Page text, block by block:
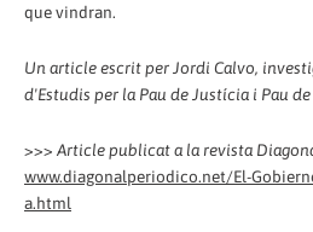
que vindran.
Un article escrit per Jordi Calvo,
d'Estudis per la Pau de Justícia i Pau
>>> Article publicat a la revista
www.diagonalperiodico.net/El-
a.html